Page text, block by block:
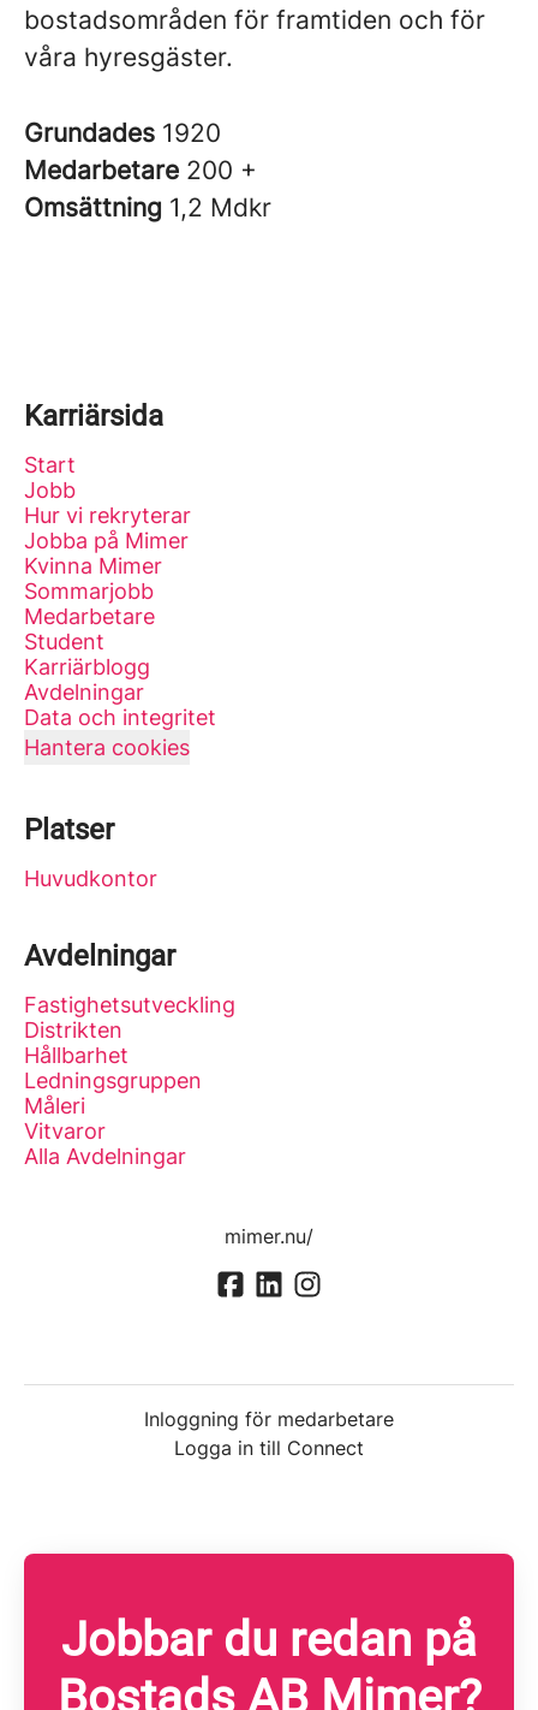
bostadsområden för framtiden och för
våra hyresgäster.
Grundades 1920
Medarbetare 200 +
Omsättning 1,2 Mdkr
Karriärsida
Start
Jobb
Hur vi rekryterar
Jobba på Mimer
Kvinna Mimer
Sommarjobb
Medarbetare
Student
Karriärblogg
Avdelningar
Data och integritet
Hantera cookies
Platser
Huvudkontor
Avdelningar
Fastighetsutveckling
Distrikten
Hållbarhet
Ledningsgruppen
Måleri
Vitvaror
Alla Avdelningar
mimer.nu/
Inloggning för medarbetare
Logga in till Connect
Jobbar du redan på
Bostads AB Mimer?